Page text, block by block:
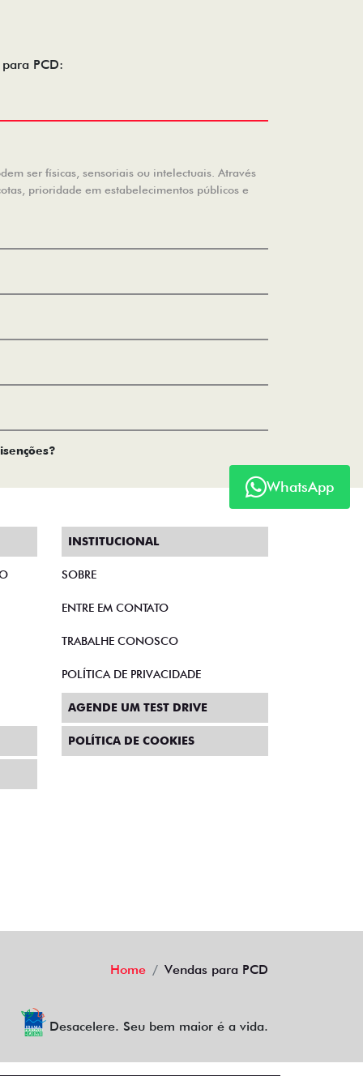
PCD:
ser físicas, sensoriais ou intelectuais. Através
prioridade em estabelecimentos públicos e
WhatsApp
INSTITUCIONAL
SOBRE
ENTRE EM CONTATO
TRABALHE CONOSCO
POLÍTICA DE PRIVACIDADE
AGENDE UM TEST DRIVE
POLÍTICA DE COOKIES
Home Vendas para PCD
Desacelere. Seu bem maior é a vida.